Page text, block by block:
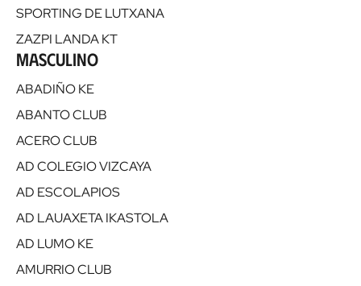
SPORTING DE LUTXANA
ZAZPI LANDA KT
Masculino
ABADIÑO KE
ABANTO CLUB
ACERO CLUB
AD COLEGIO VIZCAYA
AD ESCOLAPIOS
AD LAUAXETA IKASTOLA
AD LUMO KE
AMURRIO CLUB